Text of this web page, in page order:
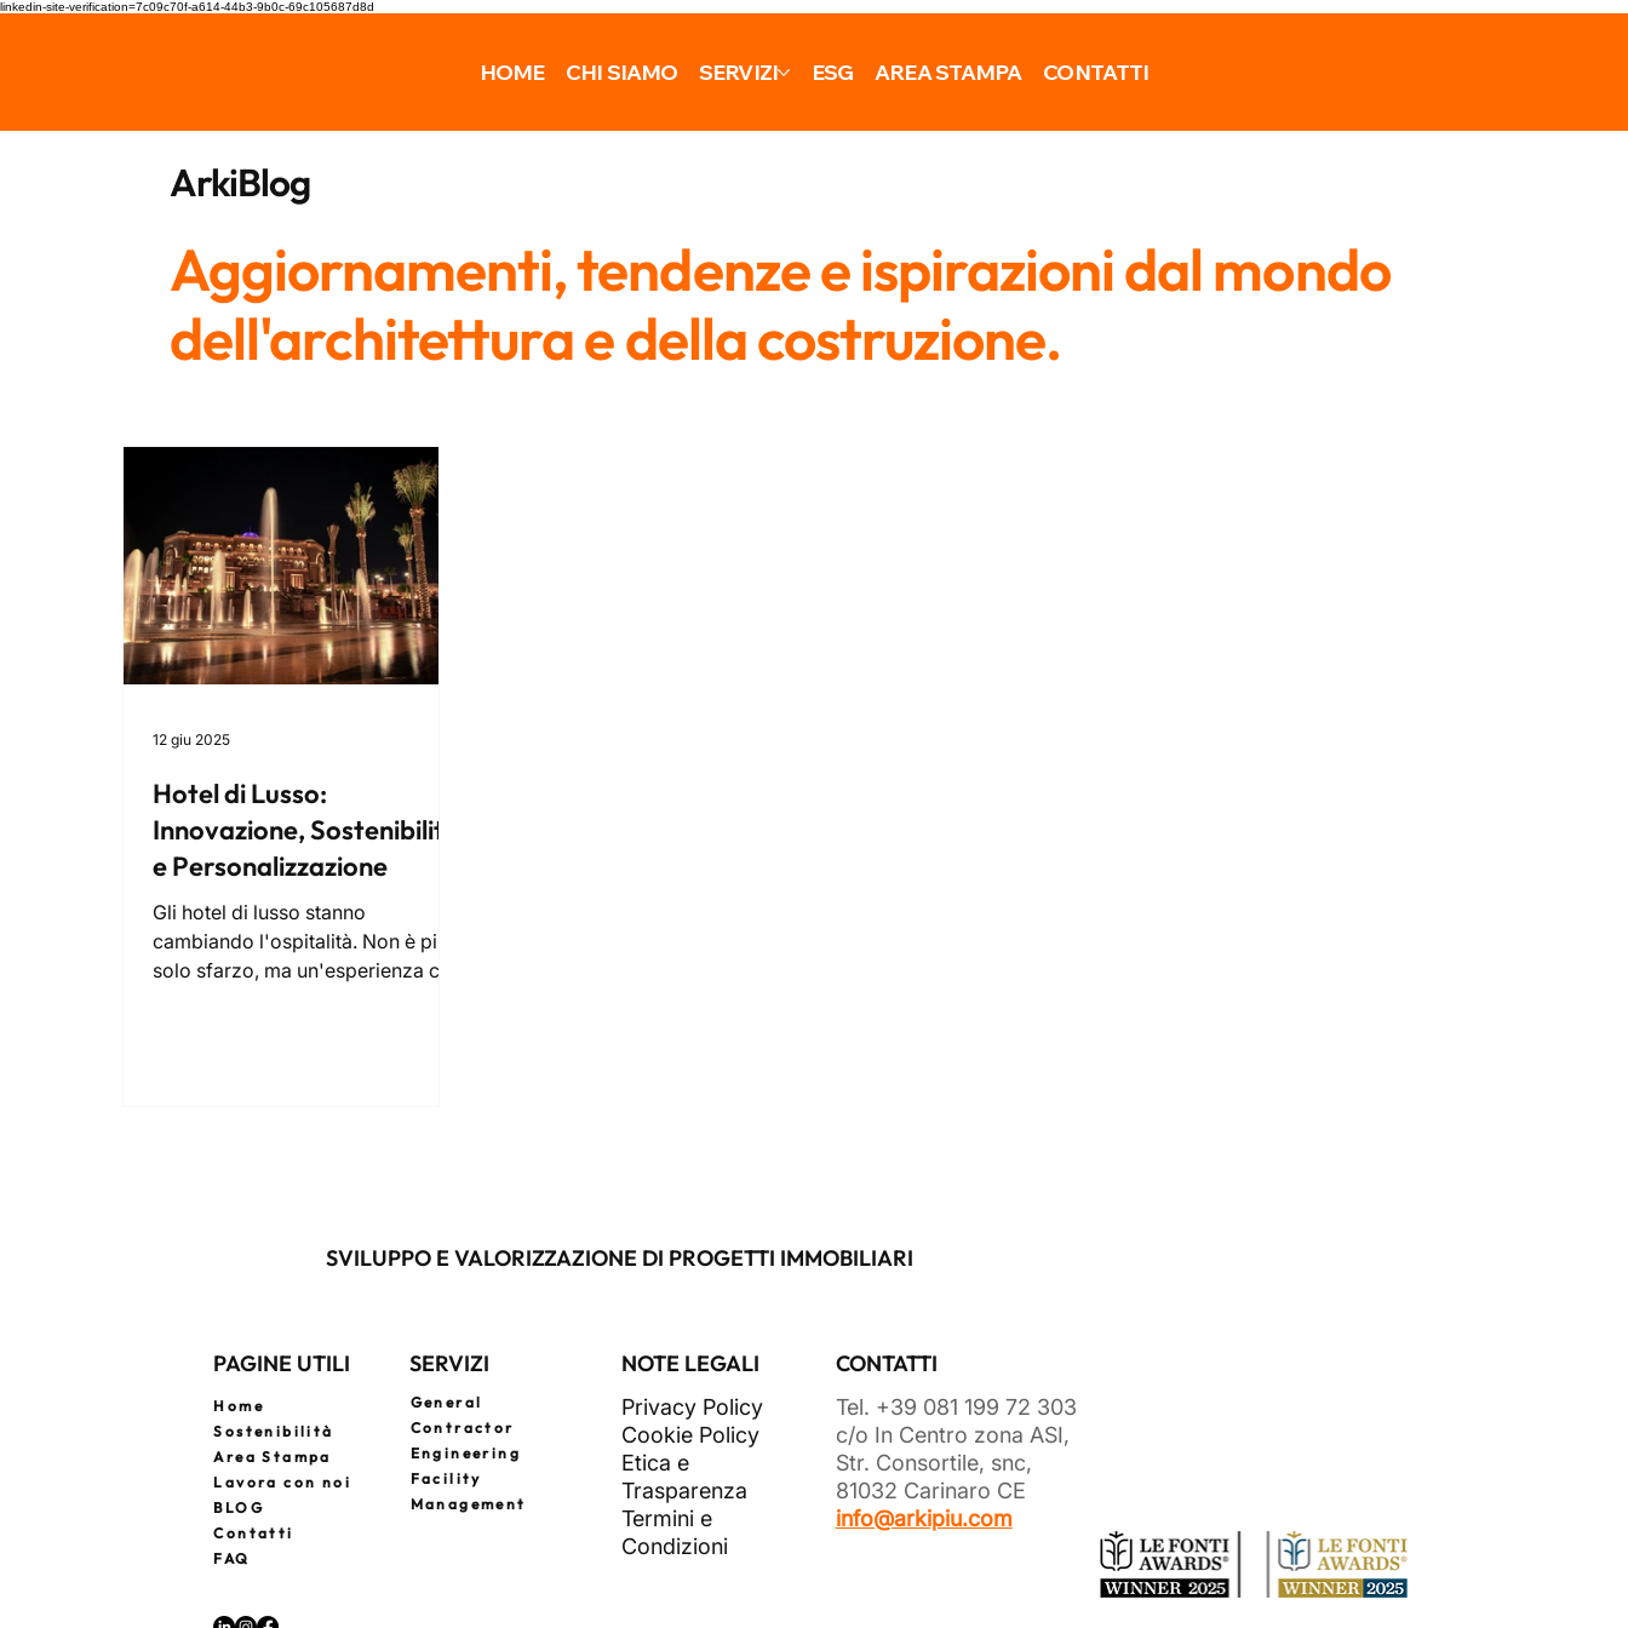
linkedin-site-verification=7c09c70f-a614-44b3-9b0c-69c105687d8d
HOME CHI SIAMO SERVIZI ESG AREA STAMPA CONTATTI
ArkiBlog
Aggiornamenti, tendenze e ispirazioni dal mondo
dell'architettura e della costruzione.
Hotel di Lusso:
Innovazione, Sostenibilità
e Personalizzazione
Gli hotel di lusso stanno
cambiando l'ospitalità. Non è più
solo sfarzo, ma un'esperienza che
investimento nella bellezza che
12 giu 2025
SVILUPPO E VALORIZZAZIONE DI PROGETTI IMMOBILIARI
PAGINE UTILI
Home
Sostenibilità
Area Stampa
Lavora con noi
BLOG
Contatti
FAQ
SERVIZI
General
Contractor
Engineering
Facility
Management
NOTE LEGALI
Privacy Policy
Cookie Policy
Etica e
Trasparenza
Termini e
Condizioni
CONTATTI
Tel. +39 081 199 72 303
c/o In Centro zona ASI,
Str. Consortile, snc,
81032 Carinaro CE
info@arkipiu.com